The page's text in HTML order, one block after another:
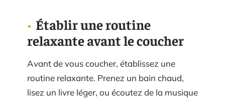
Établir une routine
relaxante avant le coucher
Avant de vous coucher, établissez une
routine relaxante. Prenez un bain chaud,
lisez un livre léger, ou écoutez de la musique